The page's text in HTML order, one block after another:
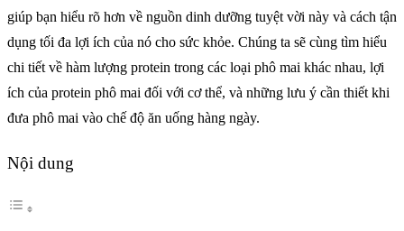
giúp bạn hiểu rõ hơn về nguồn dinh dưỡng tuyệt vời này và cách tận
dụng tối đa lợi ích của nó cho sức khỏe. Chúng ta sẽ cùng tìm hiểu
chi tiết về hàm lượng protein trong các loại phô mai khác nhau, lợi
ích của protein phô mai đối với cơ thể, và những lưu ý cần thiết khi
đưa phô mai vào chế độ ăn uống hàng ngày.
Nội dung